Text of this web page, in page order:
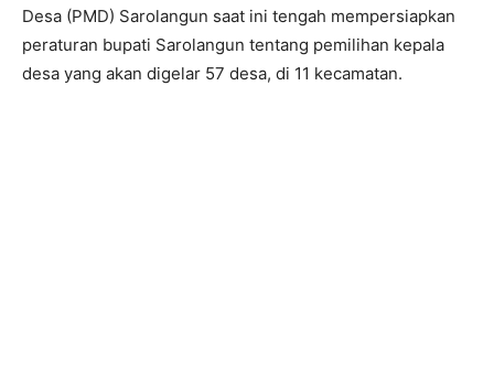
Desa (PMD) Sarolangun saat ini tengah mempersiapkan
peraturan bupati Sarolangun tentang pemilihan kepala
desa yang akan digelar 57 desa, di 11 kecamatan.